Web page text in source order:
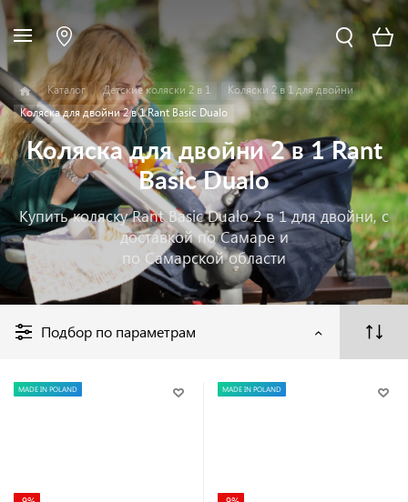
Каталог Детские коляски 2 в 1
Коляски 2 в 1 для двойни
Коляска для двойни 2 в 1 Rant Basic Dualo
Коляска для двойни 2 в 1 Rant
Basic Dualo
Купить коляску Rant Basic Dualo 2 в 1 для двойни, с
доставкой по Самаре и
по Самарской области
Подбор по параметрам
MADE IN POLAND MADE IN POLAND